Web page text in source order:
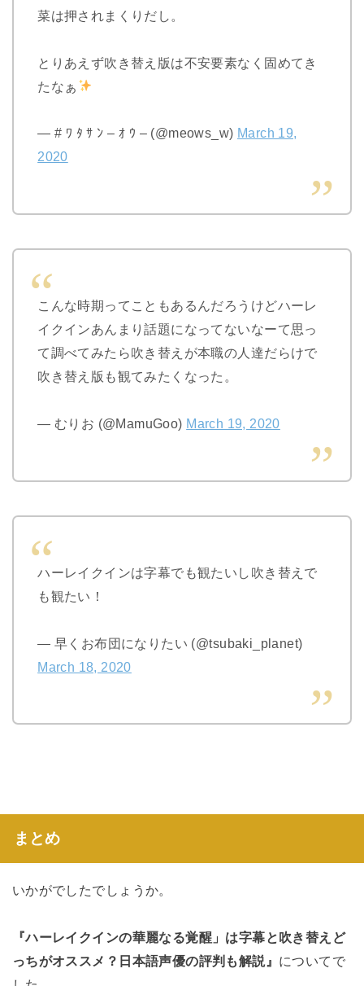
菜は押されまくりだし。
とりあえず吹き替え版は不安要素なく固めてき
たなぁ
— # ﾜ ﾀ ｻ ﾝ – ｵ ｳ – (@meows_w) March 19,
2020
こんな時期ってこともあるんだろうけどハーレ
イクインあんまり話題になってないなーて思っ
て調べてみたら吹き替えが本職の人達だらけで
吹き替え版も観てみたくなった。
— むりお (@MamuGoo) March 19, 2020
ハーレイクインは字幕でも観たいし吹き替えで
も観たい！
— 早くお布団になりたい (@tsubaki_planet)
March 18, 2020
まとめ
いかがでしたでしょうか。
『ハーレイクインの華麗なる覚醒」は字幕と吹き替えど
っちがオススメ？日本語声優の評判も解説』 についてで